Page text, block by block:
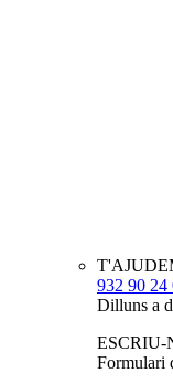
932 90 24
Dilluns a
ESCRIU-
Formulari